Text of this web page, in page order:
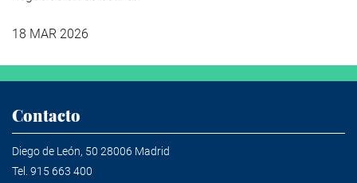
18 MAR 2026
Contacto
Diego de León, 50 28006 Madrid
Tel. 915 663 400